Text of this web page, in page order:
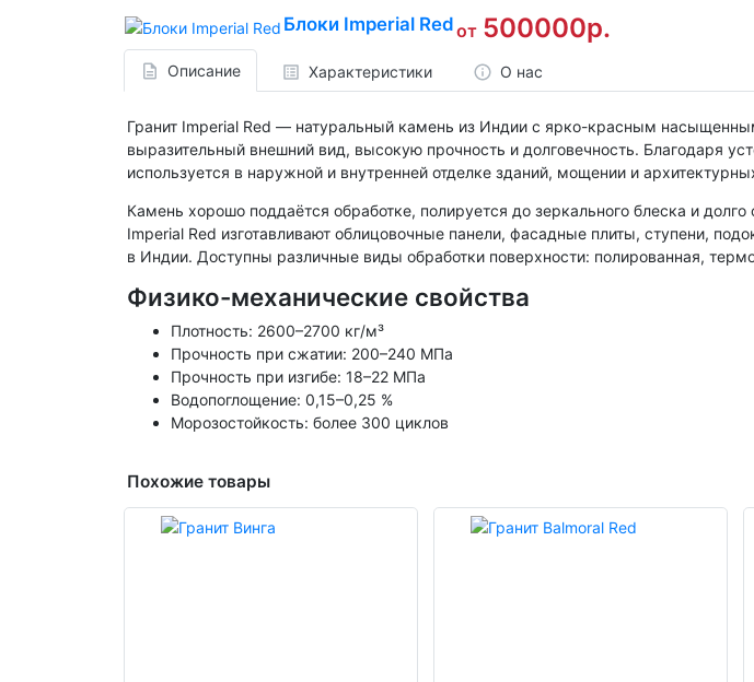
Блоки Imperial Redот 500000р.
Описание Характеристики О нас
Гранит Imperial Red — натуральный камень из Индии с ярко-красным
выразительный внешний вид, высокую прочность и долговечность. Благодаря
используется в наружной и внутренней отделке зданий, мощении и
Камень хорошо поддаётся обработке, полируется до зеркального блеска и
Imperial Red изготавливают облицовочные панели, фасадные плиты, ступени,
в Индии. Доступны различные виды обработки поверхности: полированная,
Физико-механические свойства
Плотность: 2600–2700 кг/м³
Прочность при сжатии: 200–240 МПа
Прочность при изгибе: 18–22 МПа
Водопоглощение: 0,15–0,25 %
Морозостойкость: более 300 циклов
Похожие товары